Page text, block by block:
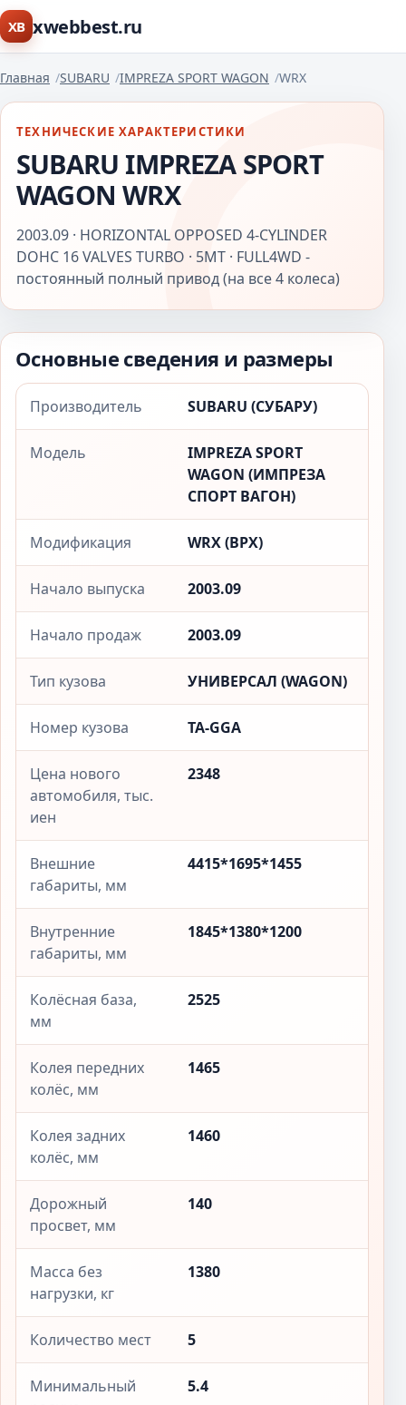
XB xwebbest.ru
Главная SUBARU IMPREZA SPORT WAGON WRX
ТЕХНИЧЕСКИЕ ХАРАКТЕРИСТИКИ
SUBARU IMPREZA SPORT
WAGON WRX
2003.09 · HORIZONTAL OPPOSED 4-CYLINDER
DOHC 16 VALVES TURBO · 5MT · FULL4WD -
постоянный полный привод (на все 4 колеса)
Основные сведения и размеры
Производитель SUBARU (СУБАРУ)
Модель
IMPREZA SPORT
WAGON (ИМПРЕЗА
СПОРТ ВАГОН)
Модификация WRX (ВРX)
Начало выпуска 2003.09
Начало продаж 2003.09
Тип кузова УНИВЕРСАЛ (WAGON)
Номер кузова TA-GGA
Цена нового
автомобиля, тыс.
иен
2348
Внешние
габариты, мм
4415*1695*1455
Внутренние
габариты, мм
1845*1380*1200
Колёсная база,
мм
2525
Колея передних
колёс, мм
1465
Колея задних
колёс, мм
1460
Дорожный
просвет, мм
140
Масса без
нагрузки, кг
1380
Количество мест 5
Минимальный
5.4